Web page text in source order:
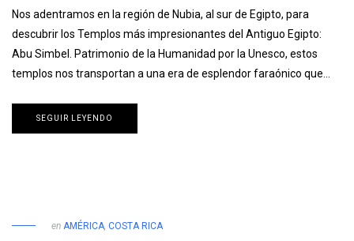
Nos adentramos en la región de Nubia, al sur de Egipto, para
descubrir los Templos más impresionantes del Antiguo Egipto:
Abu Simbel. Patrimonio de la Humanidad por la Unesco, estos
templos nos transportan a una era de esplendor faraónico que…
SEGUIR LEYENDO
en AMÉRICA COSTA RICA